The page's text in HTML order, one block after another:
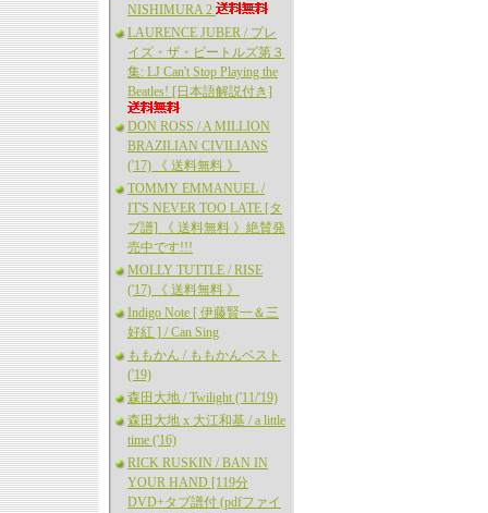
NISHIMURA 2
LAURENCE JUBER / プレ
イズ・ザ・ビートルズ第３
集: LJ Can't Stop Playing the
Beatles! [日本語解説付き]
DON ROSS / A MILLION
BRAZILIAN CIVILIANS
('17) 《 送料無料 》
TOMMY EMMANUEL /
IT'S NEVER TOO LATE [タ
ブ譜] 《 送料無料 》絶賛発
売中です!!!
MOLLY TUTTLE / RISE
('17) 《 送料無料 》
Indigo Note [ 伊藤賢一＆三
好紅 ] / Can Sing
ももかん / ももかんベスト
('19)
森田大地 / Twilight ('11/'19)
森田大地 x 大江和基 / a little
time ('16)
RICK RUSKIN / BAN IN
YOUR HAND [119分
DVD+タブ譜付 (pdfファイ